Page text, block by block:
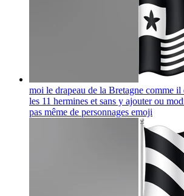
moi le drapeau de la Bretagne comme il
les 11 hermines et sans y ajouter ou
pas même de personnages emoji